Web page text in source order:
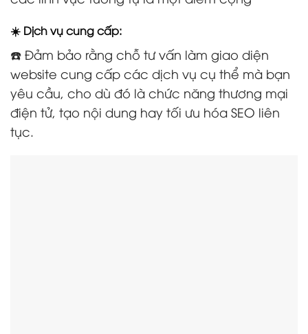
☀️ Dịch vụ cung cấp:
☎️ Đảm bảo rằng chỗ tư vấn làm giao diện
website cung cấp các dịch vụ cụ thể mà bạn
yêu cầu, cho dù đó là chức năng thương mại
điện tử, tạo nội dung hay tối ưu hóa SEO liên
tục.